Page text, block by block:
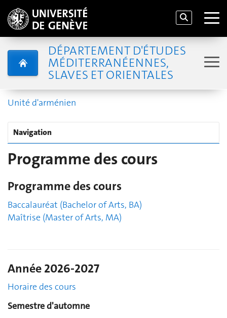
DÉPARTEMENT D'ÉTUDES
MÉDITERRANÉENNES,
SLAVES ET ORIENTALES
Unité d'arménien
Navigation
Programme des cours
Programme des cours
Baccalauréat (Bachelor of Arts, BA)
Maîtrise (Master of Arts, MA)
Année 2026-2027
Horaire des cours
Semestre d'automne